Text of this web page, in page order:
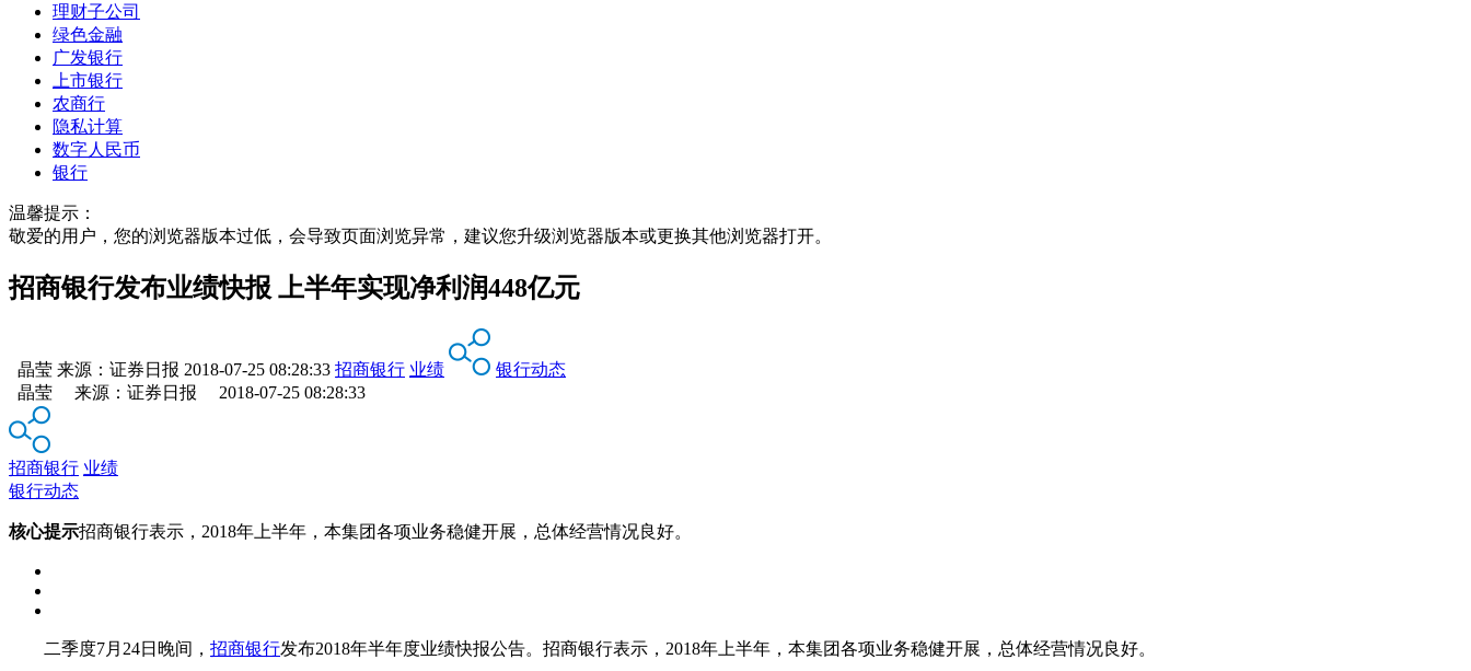
理财子公司
绿色金融
广发银行
上市银行
农商行
隐私计算
数字人民币
银行
温馨提示：
敬爱的用户，您的浏览器版本过低，会导致页面浏览异常，建议您升级浏览器版本或更换其他浏览器打开。
招商银行发布业绩快报 上半年实现净利润448亿元
晶莹 来源： 证券日报 2018-07-25 08:28:33 招商银行 业绩
银行动态
晶莹 来源：证券日报 2018-07-25 08:28:33
招商银行 业绩
银行动态
核心提示招商银行表示，2018年上半年，本集团各项业务稳健开展，总体经营情况良好。
二季度7月24日晚间， 招商银行发布2018年半年度业绩快报公告。招商银行表示，2018年上半年，本集团各项业务稳健开展，总体经营情况良好。